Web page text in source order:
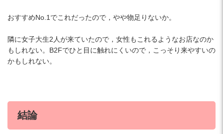
おすすめNo.1でこれだったので，やや物足りないか。
隣に女子大生2人が来ていたので，女性もこれるようなお店なのか
もしれない。B2Fでひと目に触れにくいので，こっそり来やすいの
かもしれない。
結論